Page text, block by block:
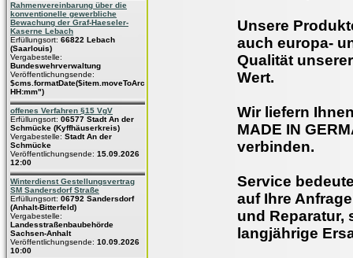
Rahmenvereinbarung über die
konventionelle gewerbliche
Bewachung der Graf-Haeseler-
Kaserne Lebach
Erfüllungsort: 66822 Lebach
(Saarlouis)
Vergabestelle:
Bundeswehrverwaltung
Veröffentlichungsende:
$cms.formatDate($item.moveToArchive,"dd.MM.yyyy
HH:mm")
offenes Verfahren §15 VgV
Erfüllungsort: 06577 Stadt An der
Schmücke (Kyffhäuserkreis)
Vergabestelle: Stadt An der
Schmücke
Veröffentlichungsende: 15.09.2026
12:00
Winterdienst Gestellungsvertrag
SM Sandersdorf Straße
Erfüllungsort: 06792 Sandersdorf
(Anhalt-Bitterfeld)
Vergabestelle:
Landesstraßenbaubehörde
Sachsen-Anhalt
Veröffentlichungsende: 10.09.2026
10:00
Unsere
auch europa-
Qualität
Wert.
Wir liefern
MADE IN
verbinden.
Service
auf Ihre
und Reparatur,
langjährige